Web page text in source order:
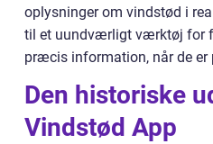
oplysninger om vindstød i
til et uundværligt værktøj for
præcis information, når de er
Den historiske
Vindstød App